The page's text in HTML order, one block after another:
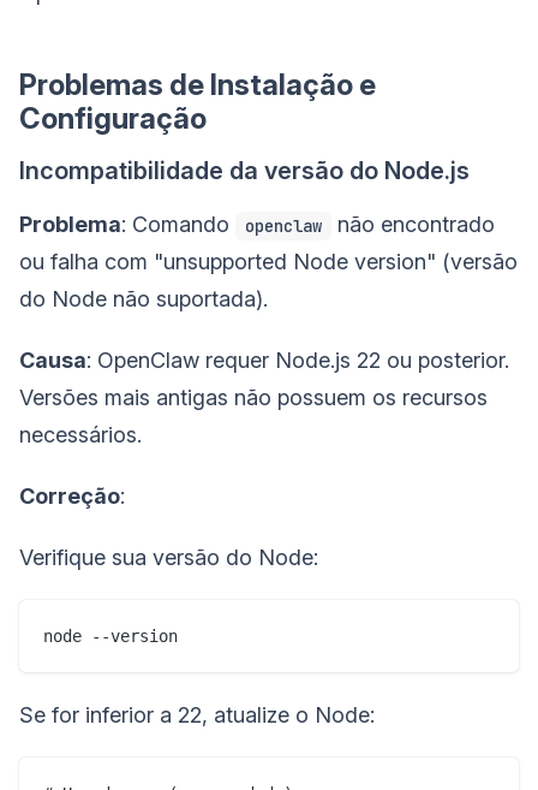
Problemas de Instalação e
Configuração
Incompatibilidade da versão do Node.js
Problema: Comando openclaw
não encontrado
ou falha com "unsupported Node version" (versão
do Node não suportada).
Causa: OpenClaw requer Node.js 22 ou posterior.
Versões mais antigas não possuem os recursos
necessários.
Correção:
Verifique sua versão do Node:
Se for inferior a 22, atualize o Node: